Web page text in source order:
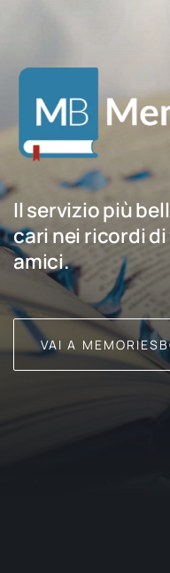
Il servizio più
cari nei ricordi
amici.
VAI A